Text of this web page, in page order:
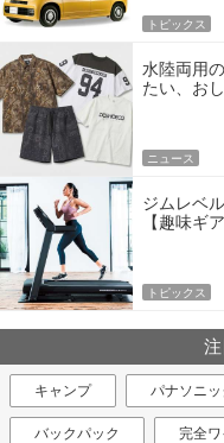
トピックス
水陸両用
たい、お
ニュース
ジムレベ
【趣味ギ
トピックス
キャンプ パナソニッ
バックパック 完全